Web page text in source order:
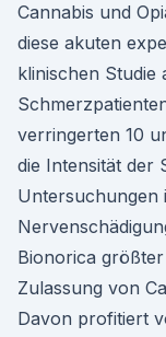
Cannabis und
diese akuten
klinischen
verringerten 10
die Intensität der
Untersuchungen
Bionorica
Zulassung von
Davon profitiert